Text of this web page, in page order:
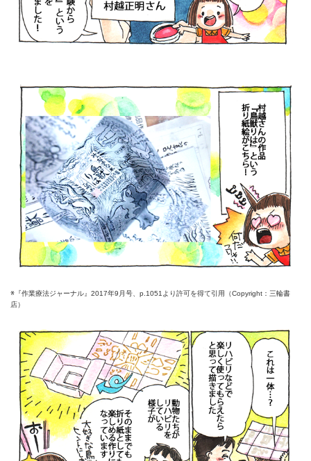
※『作業療法ジャーナル』2017年9月号、p.1051より許可を得て引用（Copyright：三輪書
店）